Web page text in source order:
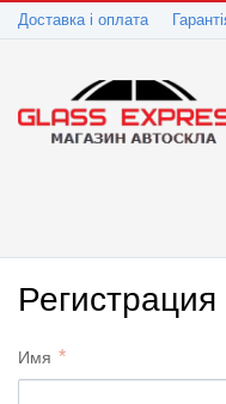
Доставка і оплата
Регистрация
Имя